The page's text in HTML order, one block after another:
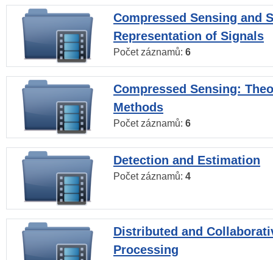
Compressed Sensing and
Representation of Signals
Počet záznamů: 6
Compressed Sensing:
Methods
Počet záznamů: 6
Detection and Estimation
Počet záznamů: 4
Distributed and
Processing